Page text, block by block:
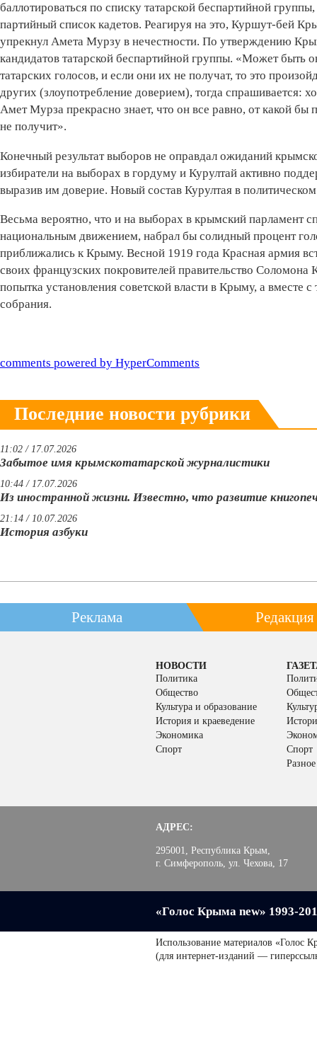
баллотироваться по списку татарской беспартийной
партийный список кадетов. Реагируя на это, Куршут-бей
упрекнул Амета Мурзу в нечестности. По утверждению
кандидатов татарской беспартийной группы. «Может быть
татарских голосов, и если они их не получат, то это
других (злоупотребление доверием), тогда спрашивается:
Амет Мурза прекрасно знает, что он все равно, от какой бы
не получит».
Конечный результат выборов не оправдал ожиданий
избиратели на выборах в гордуму и Курултай активно
выразив им доверие. Новый состав Курултая в
Весьма вероятно, что и на выборах в крымский парламент
национальным движением, набрал бы солидный процент
приближались к Крыму. Весной 1919 года Красная армия
своих французских покровителей правительство
попытка установления советской власти в Крыму, а вместе
собрания.
comments powered by HyperComments
Последние новости рубрики
11:02 / 17.07.2026
Забытое имя крымскотатарской журналистики
10:44 / 17.07.2026
Из иностранной жизни. Известно, что развитие
21:14 / 10.07.2026
История азбуки
Реклама Редакция
НОВОСТИ
Политика
Общество
Культура и образование
История и краеведение
Экономика
Спорт
Спорт
Разное
АДРЕС:
295001, Республика Крым,
г. Симферополь, ул. Чехова, 17
«Голос Крыма new» 1993-
Использование материалов «Голос
(для интернет-изданий —